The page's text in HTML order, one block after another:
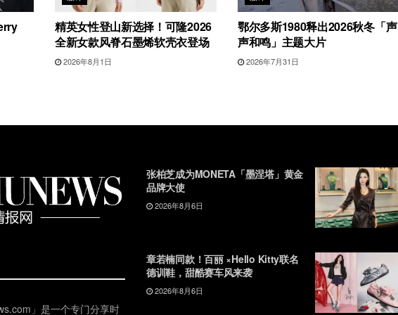
精英女性登山新选择！可隆2026
全新女款风脊石墨烯软壳衣登场
2026年8月1日
鄂尔多斯1980释出2026秋冬「声
声和鸣」主题大片
2026年7月31日
」是一个专门分享时
张柏芝成为MONETA「墨涅塔」黄金
品牌大使
2026年8月6日
章若楠同款！百丽 ×Hello Kitty联名
德训鞋，甜酷赛车风来袭
2026年8月6日